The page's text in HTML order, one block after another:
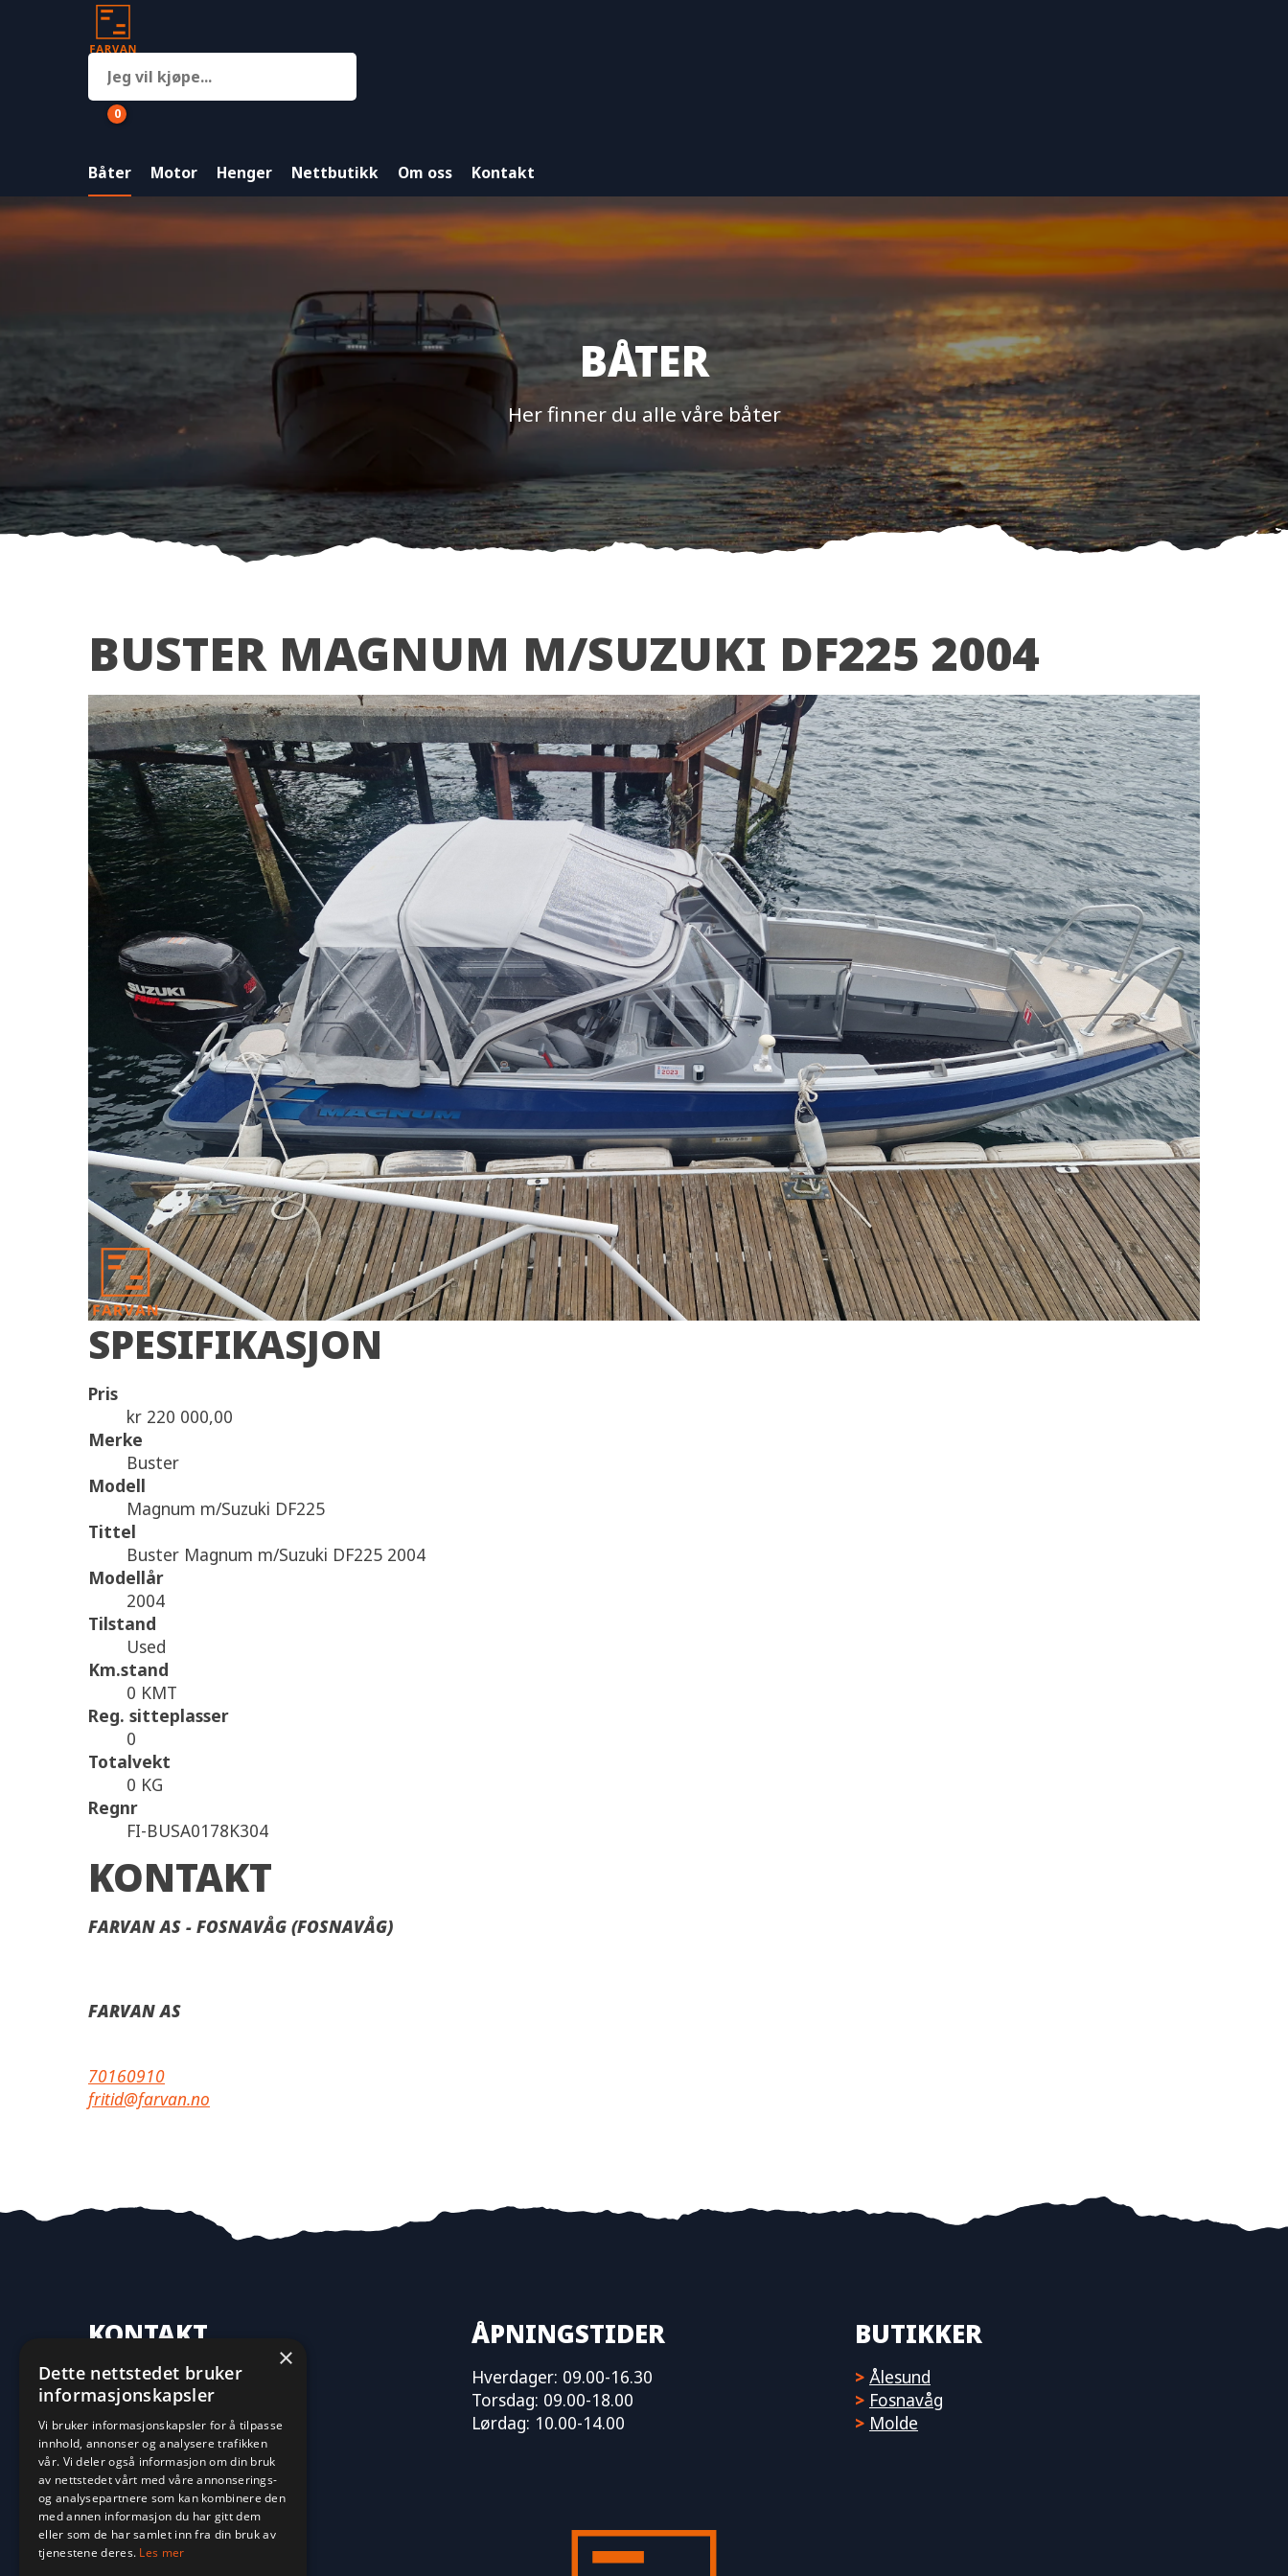
0
Båter Motor Henger Nettbutikk Om oss Kontakt
BÅTER
Her finner du alle våre båter
BUSTER MAGNUM M/SUZUKI DF225 2004
SPESIFIKASJON
Pris
kr 220 000,00
Merke
Buster
Modell
Magnum m/Suzuki DF225
Tittel
Buster Magnum m/Suzuki DF225 2004
Modellår
2004
Tilstand
Used
Km.stand
0 KMT
Reg. sitteplasser
0
Totalvekt
0 KG
Regnr
FI-BUSA0178K304
KONTAKT
FARVAN AS - FOSNAVÅG (FOSNAVÅG)
FARVAN AS
70160910
fritid@farvan.no
KONTAKT
70 16 09 10
fritid@farvan.no
ÅPNINGSTIDER
Hverdager: 09.00-16.30
Torsdag: 09.00-18.00
Lørdag: 10.00-14.00
BUTIKKER
> Ålesund
> Fosnavåg
> Molde
×
Dette nettstedet bruker
informasjonskapsler
Vi bruker informasjonskapsler for å tilpasse
innhold, annonser og analysere trafikken
vår. Vi deler også informasjon om din bruk
av nettstedet vårt med våre annonserings-
og analysepartnere som kan kombinere den
med annen informasjon du har gitt dem
eller som de har samlet inn fra din bruk av
tjenestene deres. Les mer